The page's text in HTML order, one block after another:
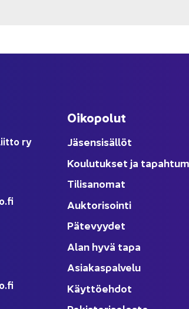
ry
Oi­ko­po­lut
Jä­sen­si­säl­löt
Kou­lu­tuk­set ja
Ti­li­sa­no­mat
Auk­to­ri­soin­ti
Pä­te­vyy­det
Alan hyvä tapa
Asia­kas­pal­ve­lu
Käyt­tö­eh­dot